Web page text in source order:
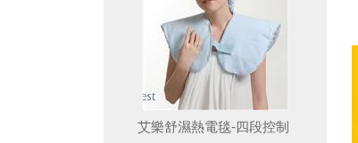
艾樂舒濕熱電毯-四段控制